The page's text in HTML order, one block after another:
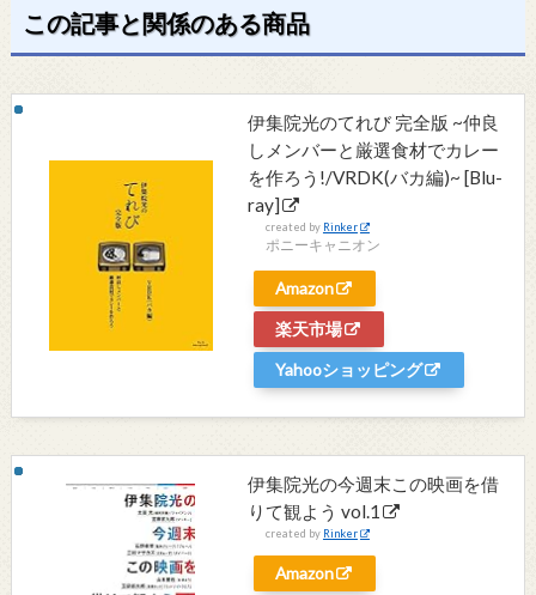
この記事と関係のある商品
伊集院光のてれび 完全版 ~仲良
しメンバーと厳選食材でカレー
を作ろう!/VRDK(バカ編)~ [Blu-
ray]
created by Rinker
ポニーキャニオン
Amazon
楽天市場
Yahooショッピング
伊集院光の今週末この映画を借
りて観よう vol.1
created by Rinker
Amazon